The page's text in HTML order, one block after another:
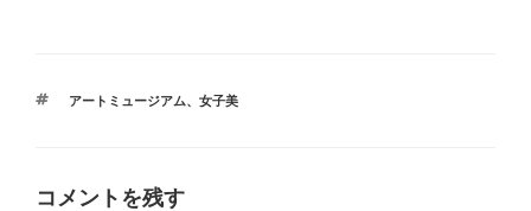
タ
アートミュージアム、 女子美
コメントを残す